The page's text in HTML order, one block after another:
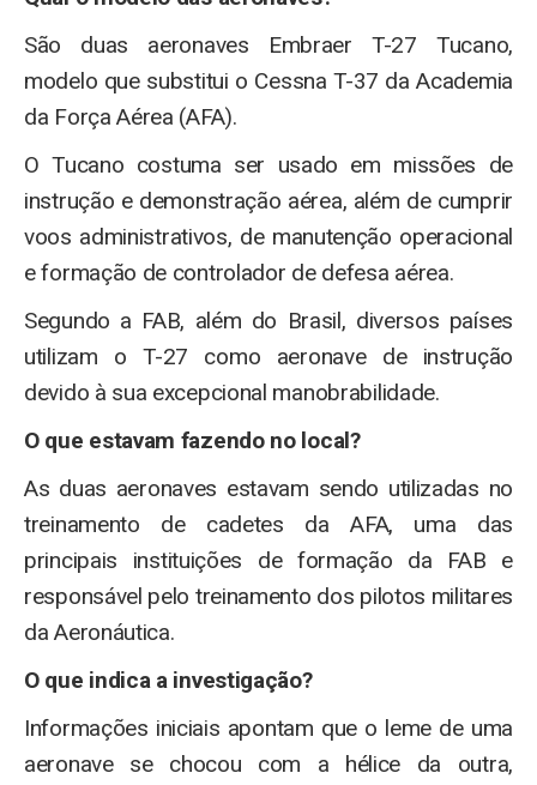
São duas aeronaves Embraer T-27 Tucano,
modelo que substitui o Cessna T-37 da Academia
da Força Aérea (AFA).
O Tucano costuma ser usado em missões de
instrução e demonstração aérea, além de cumprir
voos administrativos, de manutenção operacional
e formação de controlador de defesa aérea.
Segundo a FAB, além do Brasil, diversos países
utilizam o T-27 como aeronave de instrução
devido à sua excepcional manobrabilidade.
O que estavam fazendo no local?
As duas aeronaves estavam sendo utilizadas no
treinamento de cadetes da AFA, uma das
principais instituições de formação da FAB e
responsável pelo treinamento dos pilotos militares
da Aeronáutica.
O que indica a investigação?
Informações iniciais apontam que o leme de uma
aeronave se chocou com a hélice da outra,